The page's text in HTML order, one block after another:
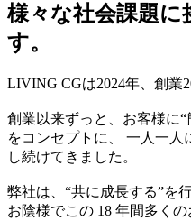
様々な社会課題に
す。
LIVING CGは2024年、創業
創業以来ずっと、お客様に
をコンセプトに、 一人一
し続けてきました。
弊社は、“共に成長する”を
お陰様でこの 18 年間多く